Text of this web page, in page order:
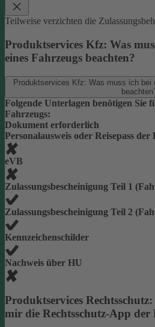
Teilweise verzichten die
Produktservices Kfz: Was
eines Fahrzeugs beachten?
Produktservices Kfz: Was muss ich bei
Folgende Unterlagen benötigen Sie
Fahrzeugs:
Dokument erforderlich
Personalausweis oder Reisepass
eVB
Zulassungsbescheinigung Teil 1
Zulassungsbescheinigung Teil 2
Kennzeichenschilder
Nachweis über HU
Produktservices
mir die Rechtsschutz-App